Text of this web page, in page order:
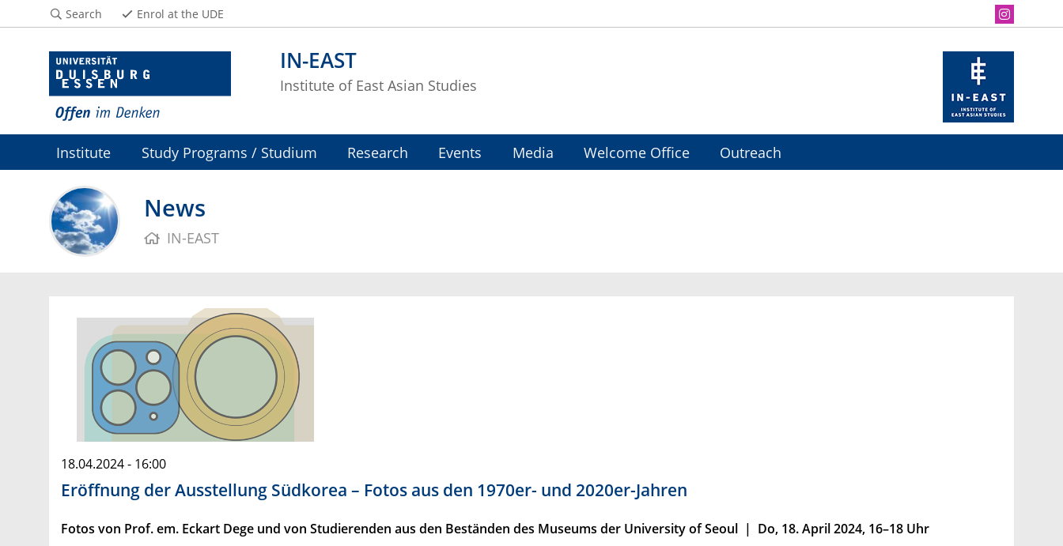
IN-EAST
Institute of East Asian Studies
Search Enrol at the UDE
Institute Study Programs / Studium Research Events Media Welcome Office Outreach
News
IN-EAST
18.04.2024 - 16:00
Eröffnung der Ausstellung Südkorea – Fotos aus den 1970er- und 2020er-Jahren
Fotos von Prof. em. Eckart Dege und von Studierenden aus den Beständen des Museums der University of Seoul | Do, 18. April 2024, 16–18 Uhr